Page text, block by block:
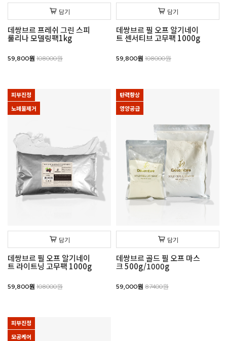
담기
데쌍브르 프레쉬 그린 스피
룰리나 모델링팩1kg
59,800원 108000원
담기
데쌍브르 필 오프 알기네이
트 센서티브 고무팩 1000g
59,800원 108000원
피부진정
노폐물제거
담기
데쌍브르 필 오프 알기네이
트 라이트닝 고무팩 1000g
59,800원 108000원
탄력향상
영양공급
담기
데쌍브르 골드 필 오프 마스
크 500g/1000g
59,000원 87400원
피부진정
모공케어